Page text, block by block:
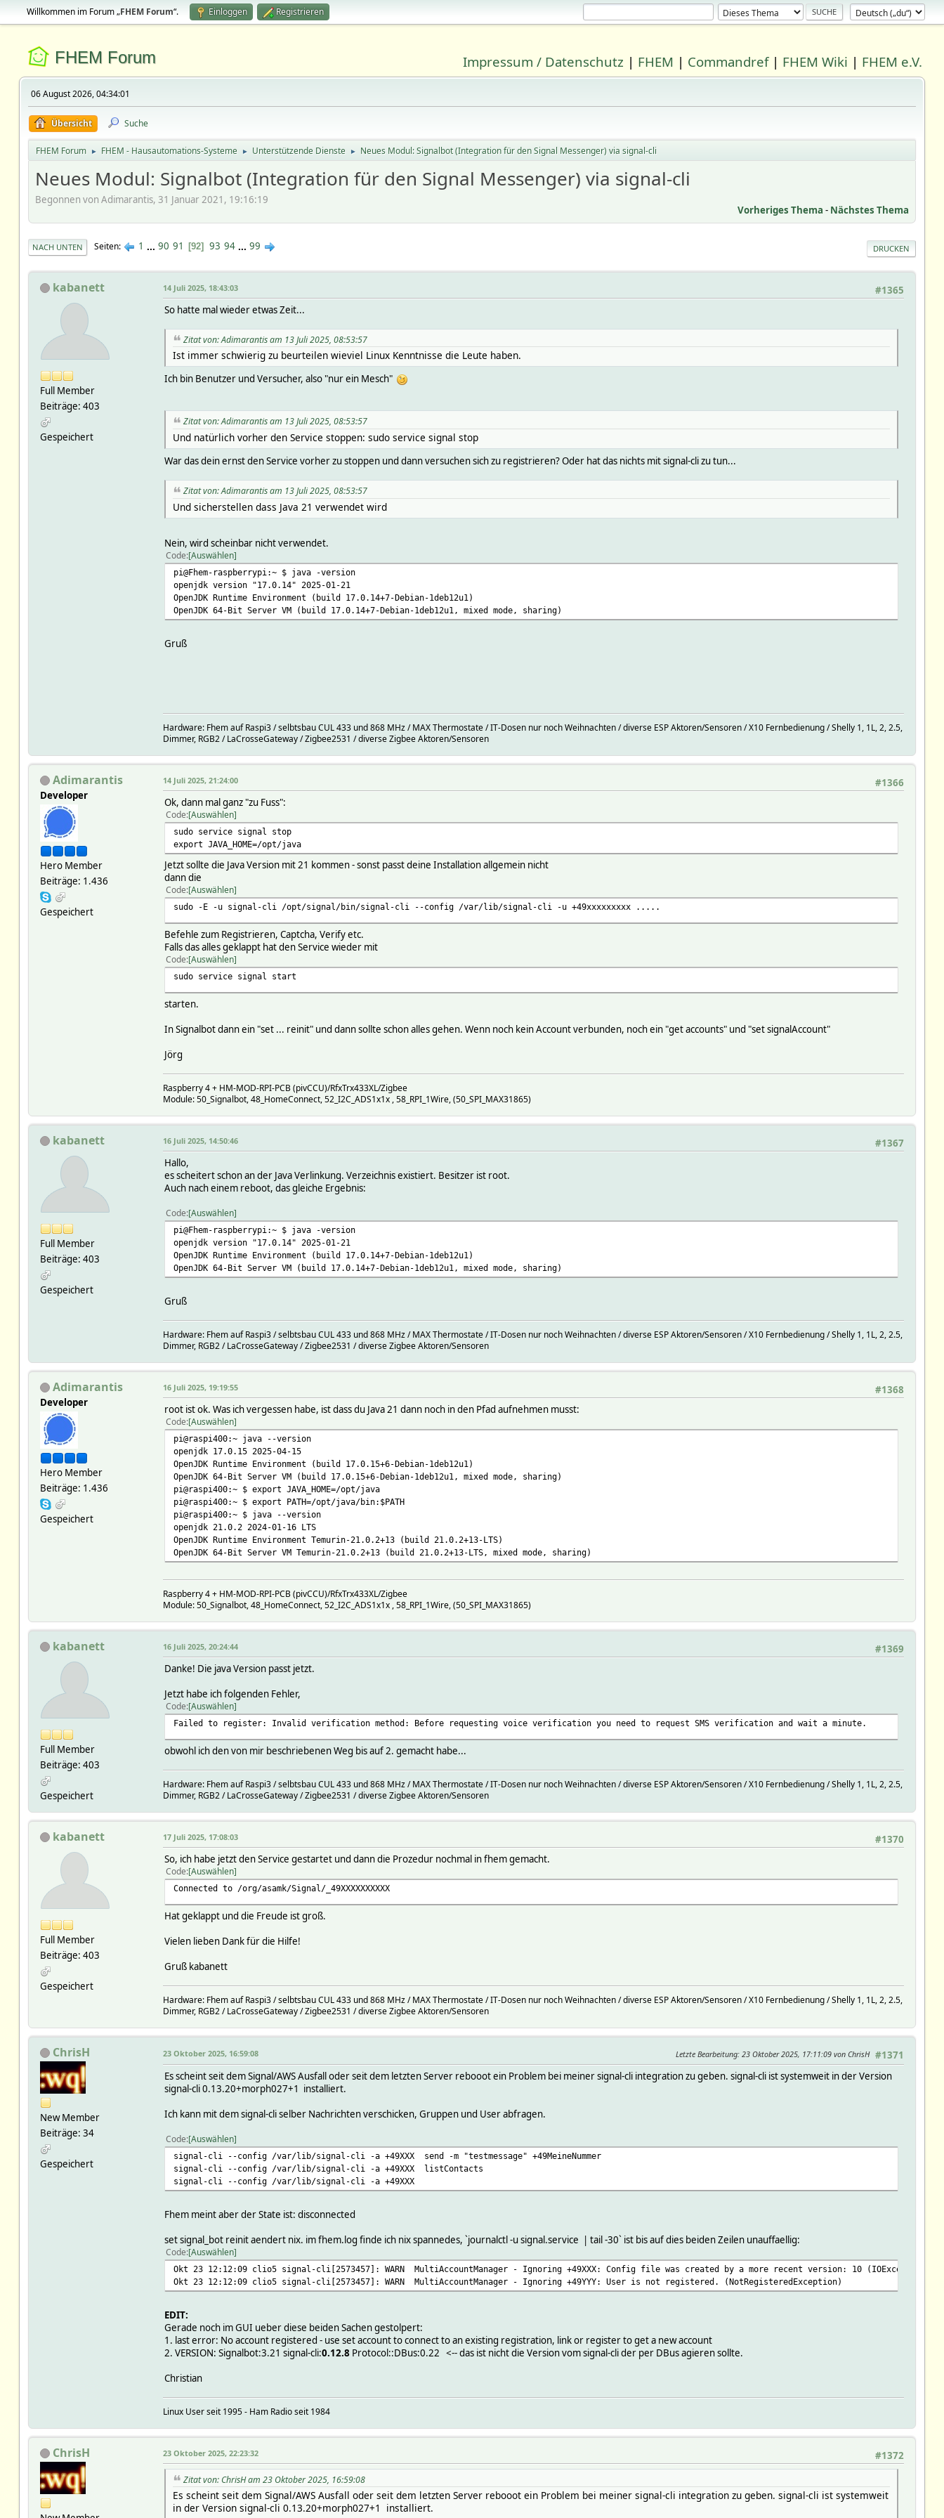
Willkommen im Forum „FHEM Forum“. Einloggen Registrieren
FHEM Forum Impressum / Datenschutz | FHEM | Commandref| FHEM Wiki | FHEM e.V.
06 August 2026, 04:34:01
Übersicht Suche
FHEM Forum ► FHEM - Hausautomations-Systeme ► Unterstützende Dienste ► Neues Modul: Signalbot (Integration für den Signal Messenger) via signal-cli
Neues Modul: Signalbot (Integration für den Signal Messenger) via signal-cli
Begonnen von Adimarantis, 31 Januar 2021, 19:16:19
Vorheriges Thema - Nächstes Thema
DRUCKEN
NACH UNTEN Seiten 1 ... 90 91 92 93 94 ... 99
kabanett
Full Member
Beiträge: 403
Gespeichert
#1365
14 Juli 2025, 18:43:03
So hatte mal wieder etwas Zeit...
Zitat von: Adimarantis am 13 Juli 2025, 08:53:57
Ist immer schwierig zu beurteilen wieviel Linux Kenntnisse die Leute haben.
Ich bin Benutzer und Versucher, also "nur ein Mesch"
Zitat von: Adimarantis am 13 Juli 2025, 08:53:57
Und natürlich vorher den Service stoppen: sudo service signal stop
War das dein ernst den Service vorher zu stoppen und dann versuchen sich zu registrieren? Oder hat das nichts mit signal-cli zu tun...
Zitat von: Adimarantis am 13 Juli 2025, 08:53:57
Und sicherstellen dass Java 21 verwendet wird
Nein, wird scheinbar nicht verwendet.
Code Auswählen
pi@Fhem-raspberrypi:~ $ java -version
openjdk version "17.0.14" 2025-01-21
OpenJDK Runtime Environment (build 17.0.14+7-Debian-1deb12u1)
OpenJDK 64-Bit Server VM (build 17.0.14+7-Debian-1deb12u1, mixed mode, sharing)
Gruß
Hardware: Fhem auf Raspi3 / selbtsbau CUL 433 und 868 MHz / MAX Thermostate / IT-Dosen nur noch Weihnachten / diverse ESP Aktoren/Sensoren / X10 Fernbedienung / Shelly 1, 1L, 2, 2.5,
Dimmer, RGB2 / LaCrosseGateway / Zigbee2531 / diverse Zigbee Aktoren/Sensoren
Adimarantis
Developer
Hero Member
Beiträge: 1.436
Gespeichert
#1366
14 Juli 2025, 21:24:00
Ok, dann mal ganz "zu Fuss":
Code Auswählen
sudo service signal stop
export JAVA_HOME=/opt/java
Jetzt sollte die Java Version mit 21 kommen - sonst passt deine Installation allgemein nicht
dann die
Code Auswählen
sudo -E -u signal-cli /opt/signal/bin/signal-cli --config /var/lib/signal-cli -u +49xxxxxxxxx .....
Befehle zum Registrieren, Captcha, Verify etc.
Falls das alles geklappt hat den Service wieder mit
Code Auswählen
sudo service signal start
starten.
In Signalbot dann ein "set ... reinit" und dann sollte schon alles gehen. Wenn noch kein Account verbunden, noch ein "get accounts" und "set signalAccount"
Jörg
Raspberry 4 + HM-MOD-RPI-PCB (pivCCU)/RfxTrx433XL/Zigbee
Module: 50_Signalbot, 48_HomeConnect, 52_I2C_ADS1x1x , 58_RPI_1Wire, (50_SPI_MAX31865)
kabanett
Full Member
Beiträge: 403
Gespeichert
#1367
16 Juli 2025, 14:50:46
Hallo,
es scheitert schon an der Java Verlinkung. Verzeichnis existiert. Besitzer ist root.
Auch nach einem reboot, das gleiche Ergebnis:
Code Auswählen
pi@Fhem-raspberrypi:~ $ java -version
openjdk version "17.0.14" 2025-01-21
OpenJDK Runtime Environment (build 17.0.14+7-Debian-1deb12u1)
OpenJDK 64-Bit Server VM (build 17.0.14+7-Debian-1deb12u1, mixed mode, sharing)
Gruß
Hardware: Fhem auf Raspi3 / selbtsbau CUL 433 und 868 MHz / MAX Thermostate / IT-Dosen nur noch Weihnachten / diverse ESP Aktoren/Sensoren / X10 Fernbedienung / Shelly 1, 1L, 2, 2.5,
Dimmer, RGB2 / LaCrosseGateway / Zigbee2531 / diverse Zigbee Aktoren/Sensoren
Adimarantis
Developer
Hero Member
Beiträge: 1.436
Gespeichert
#1368
16 Juli 2025, 19:19:55
root ist ok. Was ich vergessen habe, ist dass du Java 21 dann noch in den Pfad aufnehmen musst:
Code Auswählen
pi@raspi400:~ java --version
openjdk 17.0.15 2025-04-15
OpenJDK Runtime Environment (build 17.0.15+6-Debian-1deb12u1)
OpenJDK 64-Bit Server VM (build 17.0.15+6-Debian-1deb12u1, mixed mode, sharing)
pi@raspi400:~ $ export JAVA_HOME=/opt/java
pi@raspi400:~ $ export PATH=/opt/java/bin:$PATH
pi@raspi400:~ $ java --version
openjdk 21.0.2 2024-01-16 LTS
OpenJDK Runtime Environment Temurin-21.0.2+13 (build 21.0.2+13-LTS)
OpenJDK 64-Bit Server VM Temurin-21.0.2+13 (build 21.0.2+13-LTS, mixed mode, sharing)
Raspberry 4 + HM-MOD-RPI-PCB (pivCCU)/RfxTrx433XL/Zigbee
Module: 50_Signalbot, 48_HomeConnect, 52_I2C_ADS1x1x , 58_RPI_1Wire, (50_SPI_MAX31865)
kabanett
Full Member
Beiträge: 403
Gespeichert
#1369
16 Juli 2025, 20:24:44
Danke! Die java Version passt jetzt.
Jetzt habe ich folgenden Fehler,
Code Auswählen
Failed to register: Invalid verification method: Before requesting voice verification you need to request SMS verification and wait a minute.
obwohl ich den von mir beschriebenen Weg bis auf 2. gemacht habe...
Hardware: Fhem auf Raspi3 / selbtsbau CUL 433 und 868 MHz / MAX Thermostate / IT-Dosen nur noch Weihnachten / diverse ESP Aktoren/Sensoren / X10 Fernbedienung / Shelly 1, 1L, 2, 2.5,
Dimmer, RGB2 / LaCrosseGateway / Zigbee2531 / diverse Zigbee Aktoren/Sensoren
kabanett
Full Member
Beiträge: 403
Gespeichert
#1370
17 Juli 2025, 17:08:03
So, ich habe jetzt den Service gestartet und dann die Prozedur nochmal in fhem gemacht.
Code Auswählen
Connected to /org/asamk/Signal/_49XXXXXXXXXX
Hat geklappt und die Freude ist groß.
Vielen lieben Dank für die Hilfe!
Gruß kabanett
Hardware: Fhem auf Raspi3 / selbtsbau CUL 433 und 868 MHz / MAX Thermostate / IT-Dosen nur noch Weihnachten / diverse ESP Aktoren/Sensoren / X10 Fernbedienung / Shelly 1, 1L, 2, 2.5,
Dimmer, RGB2 / LaCrosseGateway / Zigbee2531 / diverse Zigbee Aktoren/Sensoren
ChrisH
New Member
Beiträge: 34
Gespeichert
#1371
23 Oktober 2025, 16:59:08 Letzte Bearbeitung: 23 Oktober 2025, 17:11:09 von ChrisH
Es scheint seit dem Signal/AWS Ausfall oder seit dem letzten Server rebooot ein Problem bei meiner signal-cli integration zu geben. signal-cli ist systemweit in der Version
signal-cli 0.13.20+morph027+1 installiert.
Ich kann mit dem signal-cli selber Nachrichten verschicken, Gruppen und User abfragen.
Code Auswählen
signal-cli --config /var/lib/signal-cli -a +49XXX send -m "testmessage" +49MeineNummer
signal-cli --config /var/lib/signal-cli -a +49XXX listContacts
signal-cli --config /var/lib/signal-cli -a +49XXX
Fhem meint aber der State ist: disconnected
set signal_bot reinit aendert nix. im fhem.log finde ich nix spannedes, `journalctl -u signal.service | tail -30` ist bis auf dies beiden Zeilen unauffaellig:
Code Auswählen
Okt 23 12:12:09 clio5 signal-cli[2573457]: WARN MultiAccountManager - Ignoring +49XXX: Config file was created by a more recent version: 10 (IOException)
Okt 23 12:12:09 clio5 signal-cli[2573457]: WARN MultiAccountManager - Ignoring +49YYY: User is not registered. (NotRegisteredException)
EDIT:
Gerade noch im GUI ueber diese beiden Sachen gestolpert:
1. last error: No account registered - use set account to connect to an existing registration, link or register to get a new account
2. VERSION: Signalbot:3.21 signal-cli:0.12.8Protocol::DBus:0.22 <-- das ist nicht die Version vom signal-cli der per DBus agieren sollte.
Christian
Linux User seit 1995 - Ham Radio seit 1984
ChrisH #1372
23 Oktober 2025, 22:23:32
Zitat von: ChrisH am 23 Oktober 2025, 16:59:08
Es scheint seit dem Signal/AWS Ausfall oder seit dem letzten Server rebooot ein Problem bei meiner signal-cli integration zu geben. signal-cli ist systemweit
in der Version signal-cli 0.13.20+morph027+1 installiert.